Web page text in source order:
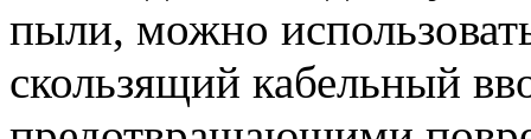
пыли, можно
скользящий кабельный